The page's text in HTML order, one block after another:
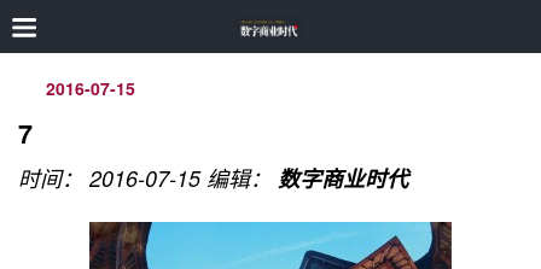
2016-07-15
7
时间： 2016-07-15 编辑： 数字商业时代